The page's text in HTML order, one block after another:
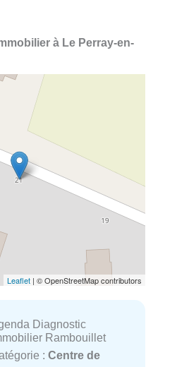
à Le Perray-en-
Leaflet | © OpenStreetMap contributors
Diagnostic
Rambouillet
: Centre de